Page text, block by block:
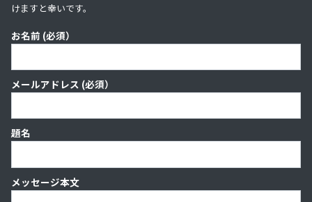
けますと幸いです。
お名前 (必須）
メールアドレス (必須）
題名
メッセージ本文